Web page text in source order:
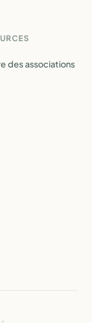
des associations